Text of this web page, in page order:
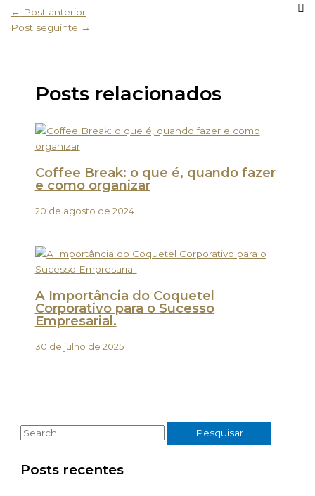
← Post anterior
Post seguinte →
Posts relacionados
Coffee Break: o que é, quando fazer
e como organizar
20 de agosto de 2024
A Importância do Coquetel
Corporativo para o Sucesso
Empresarial.
30 de julho de 2025
Posts recentes